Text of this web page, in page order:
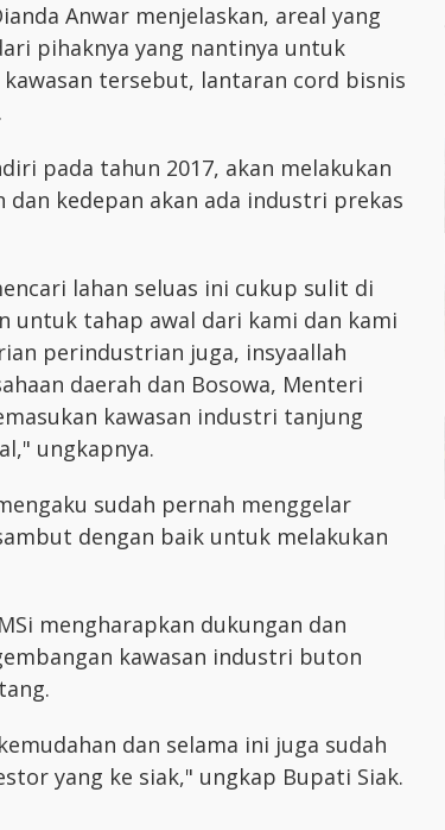
Anwar menjelaskan, areal yang
pihaknya yang nantinya untuk
tersebut, lantaran cord bisnis
pada tahun 2017, akan melakukan
kedepan akan ada industri prekas
lahan seluas ini cukup sulit di
untuk tahap awal dari kami dan kami
perindustrian juga, insyaallah
daerah dan Bosowa, Menteri
kawasan industri tanjung
ungkapnya.
sudah pernah menggelar
dengan baik untuk melakukan
mengharapkan dukungan dan
kawasan industri buton
dan selama ini juga sudah
yang ke siak," ungkap Bupati Siak.